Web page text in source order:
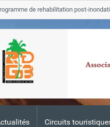
Circuits
de rehabilitation post-inondations